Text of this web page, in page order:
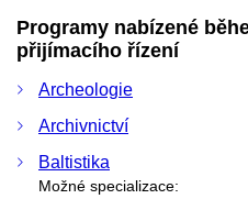
Programy nabízené
přijímacího řízení
Archeologie
Archivnictví
Baltistika
Možné specializace: